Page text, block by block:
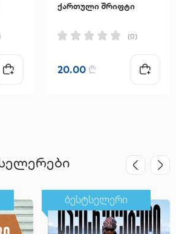
ქართული შრიფტი
(0)
20.00 ₾
ბესტსელერი